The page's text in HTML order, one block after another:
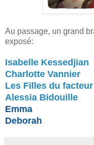
Au passage, un grand
exposé:
Isabelle Kessedjian
Charlotte Vannier
Les Filles du facteur
Alessia Bidouille
Emma
Deborah